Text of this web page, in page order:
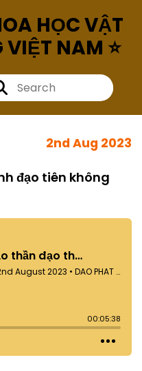
HỌC VẬT
VIỆT NAM ⭐
2nd Aug 2023
đạo tiên không